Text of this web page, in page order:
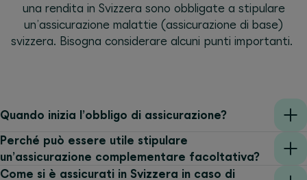
una rendita in Svizzera sono obbligate a stipulare
un’assicurazione malattie (assicurazione di base)
svizzera. Bisogna considerare alcuni punti importanti.
Quando inizia l’obbligo di assicurazione?
Perché può essere utile stipulare
un’assicurazione complementare facoltativa?
Come si è assicurati in Svizzera in caso di